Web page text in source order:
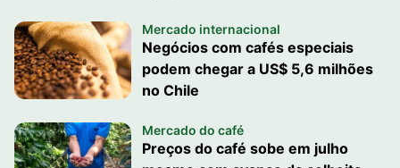
Mercado internacional
Negócios com cafés especiais
podem chegar a US$ 5,6 milhões
no Chile
Mercado do café
Preços do café sobe em julho